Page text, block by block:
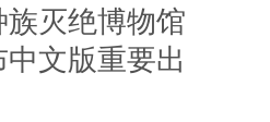
灭绝博物馆
文版重要出